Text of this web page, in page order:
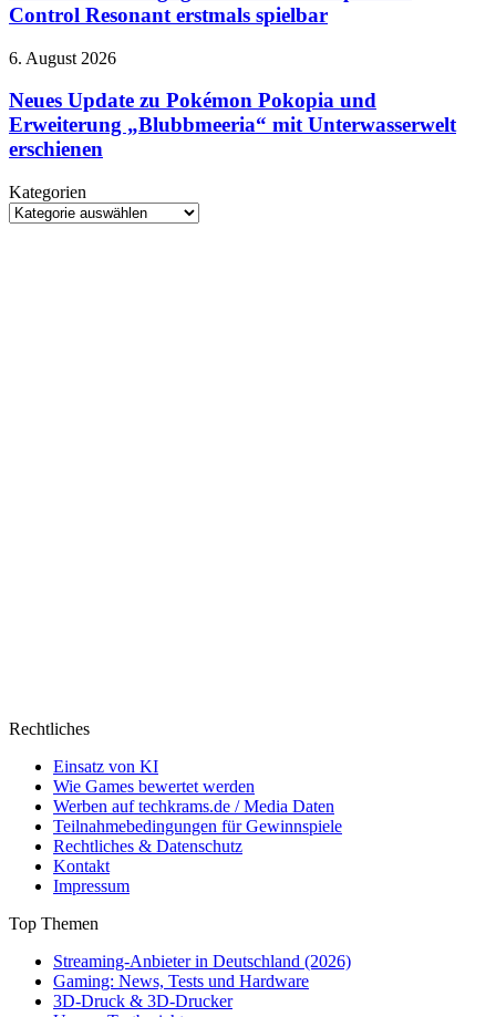
gamescom
Line-
2026:
Resonant
erstmals
spielbar
Control Resonant erstmals spielbar
Neues
zu
Pokémon
Pokopia
und
„Blubbmeeria“
mit
6. August 2026
Neues Update zu Pokémon Pokopia und
Erweiterung „Blubbmeeria“ mit Unterwasserwelt
erschienen
Kategorien
Kategorien
Rechtliches
Einsatz von KI
Wie Games bewertet werden
Werben auf techkrams.de / Media Daten
Teilnahmebedingungen für Gewinnspiele
Rechtliches & Datenschutz
Kontakt
Impressum
Top Themen
Streaming-Anbieter in Deutschland (2026)
Gaming: News, Tests und Hardware
3D-Druck & 3D-Drucker